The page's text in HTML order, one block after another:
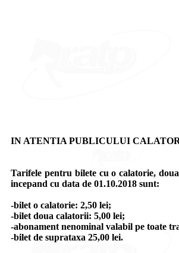
IN ATENTIA PUBLICULUI
Tarifele pentru bilete cu o calatorie,
incepand cu data de 01.10.2018 sunt:
-bilet o calatorie: 2,50 lei;
-bilet doua calatorii: 5,00 lei;
-abonament nenominal valabil pe toate
-bilet de suprataxa 25,00 lei.